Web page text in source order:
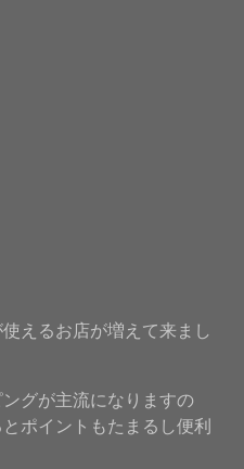
えるお店が増えて来まし
グが主流になりますの
ポイントもたまるし便利